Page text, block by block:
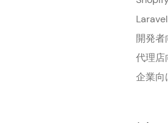
開発者
代理店
企業向